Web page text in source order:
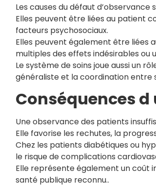
Les causes du défaut d’observance
Elles peuvent être liées au patient
facteurs psychosociaux.
Elles peuvent également être liées
multiples des effets indésirables ou
Le système de soins joue aussi un
généraliste et la coordination entre
Conséquences
Une observance des patients
Elle favorise les rechutes, la
Chez les patients diabétiques ou
le risque de complications
Elle représente également un coût
santé publique reconnu..